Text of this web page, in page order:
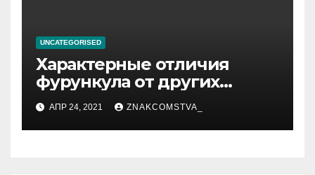
UNCATEGORISED
Характерные отличия
фурункула от других
заболеваний
АПР 24, 2021 ZNAKCOMSTVA_